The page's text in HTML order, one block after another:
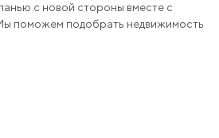
с новой стороны вместе с
поможем подобрать недвижимость